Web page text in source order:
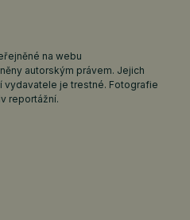
na webu
autorským právem. Jejich
vydavatele je trestné. Fotografie
reportážní.